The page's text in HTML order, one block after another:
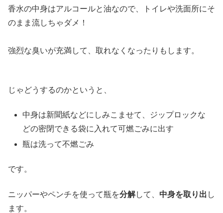
香水の中身はアルコールと油なので、トイレや洗面所にそ
のまま流しちゃダメ！
強烈な臭いが充満して、取れなくなったりもします。
じゃどうするのかというと、
中身は新聞紙などにしみこませて、ジップロックな
どの密閉できる袋に入れて可燃ごみに出す
瓶は洗って不燃ごみ
です。
ニッパーやペンチを使って瓶を分解して、 中身を取り出 し
ます。